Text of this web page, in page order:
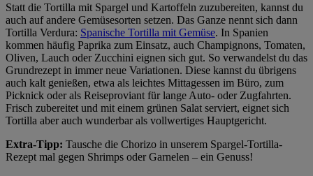
Statt die Tortilla mit Spargel und Kartoffeln zuzubereiten, kannst du
auch auf andere Gemüsesorten setzen. Das Ganze nennt sich dann
Tortilla Verdura: Spanische Tortilla mit Gemüse. In Spanien
kommen häufig Paprika zum Einsatz, auch Champignons, Tomaten,
Oliven, Lauch oder Zucchini eignen sich gut. So verwandelst du das
Grundrezept in immer neue Variationen. Diese kannst du übrigens
auch kalt genießen, etwa als leichtes Mittagessen im Büro, zum
Picknick oder als Reiseproviant für lange Auto- oder Zugfahrten.
Frisch zubereitet und mit einem grünen Salat serviert, eignet sich
Tortilla aber auch wunderbar als vollwertiges Hauptgericht.
Extra-Tipp: Tausche die Chorizo in unserem Spargel-Tortilla-
Rezept mal gegen Shrimps oder Garnelen – ein Genuss!